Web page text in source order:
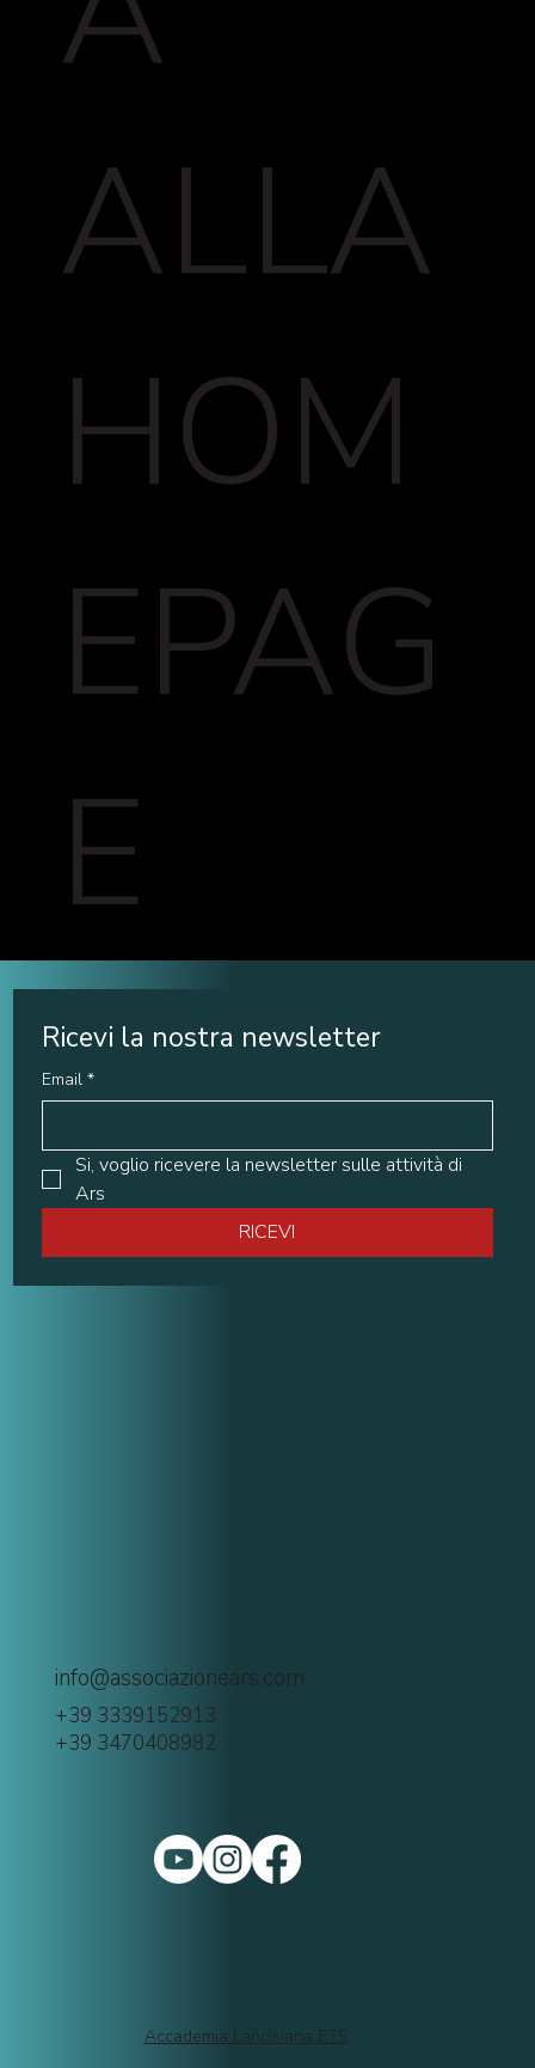
ALLA
HOM
EPAG
E
Accademia Lancisiana ETS
info@associazionears.com
+39 3339152913
+39 3470408982
Ricevi la nostra newsletter
Email *
Si, voglio ricevere la newsletter sulle attività di
Ars
RICEVI